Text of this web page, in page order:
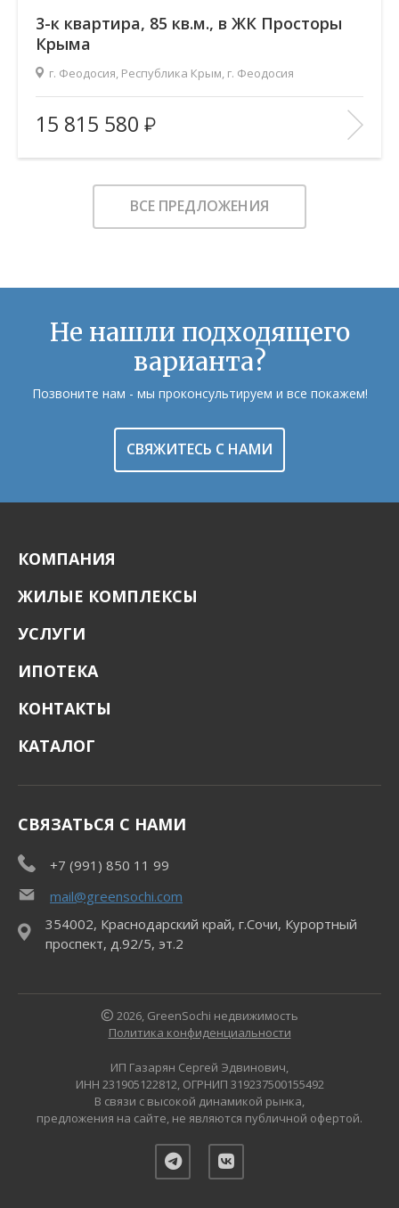
3-к квартира, 85 кв.м., в ЖК Просторы
Крыма
г. Феодосия, Республика Крым, г. Феодосия
Площадь (общ/жил/кух), м2:
85.03/47.61/16.82
Количество комнат:
3
Этаж:
4/9
В ИЗБРАННОЕ
15 815 580
ВСЕ ПРЕДЛОЖЕНИЯ
Не нашли подходящего
варианта?
Позвоните нам - мы проконсультируем и все покажем!
СВЯЖИТЕСЬ С НАМИ
КОМПАНИЯ
ЖИЛЫЕ КОМПЛЕКСЫ
УСЛУГИ
ИПОТЕКА
КОНТАКТЫ
КАТАЛОГ
СВЯЗАТЬСЯ С НАМИ
+7 (991) 850 11 99
mail@greensochi.com
354002, Краснодарский край, г.Сочи, Курортный
проспект, д.92/5, эт.2
2026, GreenSochi недвижимость
Политика конфиденциальности
ИП Газарян Сергей Эдвинович,
ИНН 231905122812, ОГРНИП 319237500155492
В связи с высокой динамикой рынка,
предложения на сайте, не являются публичной офертой.